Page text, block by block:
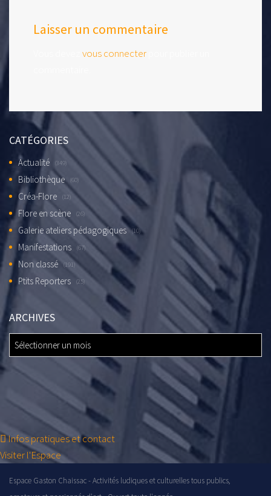
Laisser un commentaire
vous connecter
CATÉGORIES
Actualité (349)
Bibliothèque (60)
Créa-Flore (12)
Flore en scène (26)
Galerie ateliers pédagogiques (10)
Manifestations (67)
Non classé (191)
Ptits Reporters (25)
ARCHIVES
ARCHIVES
Infos pratiques et contact
Visiter l'Espace
Espace Gaston Chaissac - Activités ludiques et culturelles tous publics,